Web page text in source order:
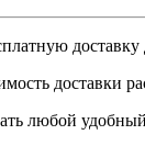
доставки
любой